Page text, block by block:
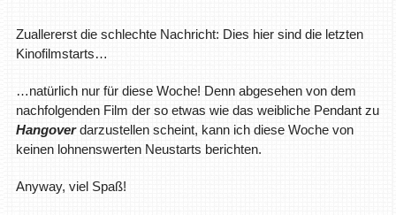
Zuallererst die schlechte Nachricht: Dies hier sind die letzten
Kinofilmstarts…
…natürlich nur für diese Woche! Denn abgesehen von dem
nachfolgenden Film der so etwas wie das weibliche Pendant zu
Hangoverdarzustellen scheint, kann ich diese Woche von
keinen lohnenswerten Neustarts berichten.
Anyway, viel Spaß!